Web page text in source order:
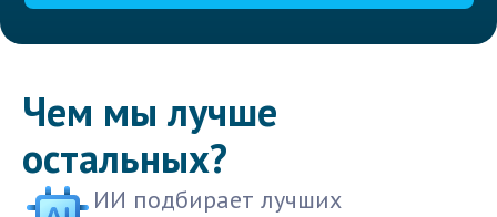
Чем мы лучше
остальных?
ИИ подбирает лучших